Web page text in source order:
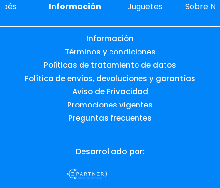
Información Juguetes Sobre
Información
Términos y condiciones
Políticas de tratamiento de datos
Política de envíos, devoluciones y garantías
Aviso de Privacidad
Promociones vigentes
Preguntas frecuentes
Desarrollado por: